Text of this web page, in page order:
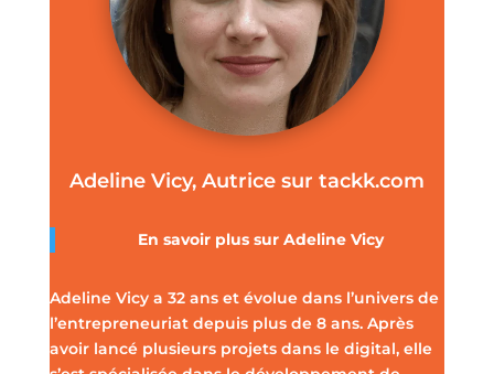
Adeline Vicy, Autrice sur tackk.com
En savoir plus sur Adeline Vicy
Adeline Vicy a 32 ans et évolue dans l’univers de
l’entrepreneuriat depuis plus de 8 ans. Après
avoir lancé plusieurs projets dans le digital, elle